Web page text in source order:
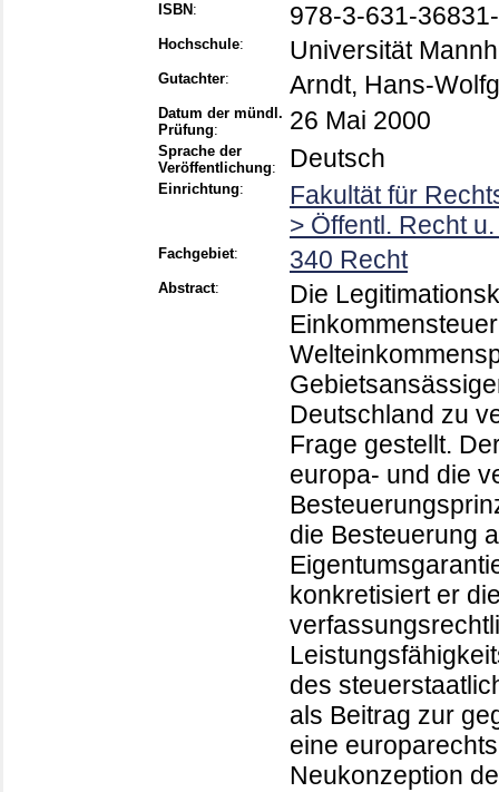
ISBN : 978-3-631-
Hochschule: Universität
Gutachter: Arndt, Hans-
Datum der mündl.
Prüfung: 26 Mai 2000
Sprache der
Veröffentlichung: Deutsch
Einrichtung:
Fakultät für
> Öffentl. Recht
Fachgebiet: 340 Recht
Abstract:
Die
Deutschland zu
Frage gestellt.
europa- und die
die Besteuerung
konkretisiert er
des
als Beitrag zur
eine
Neukonzeption